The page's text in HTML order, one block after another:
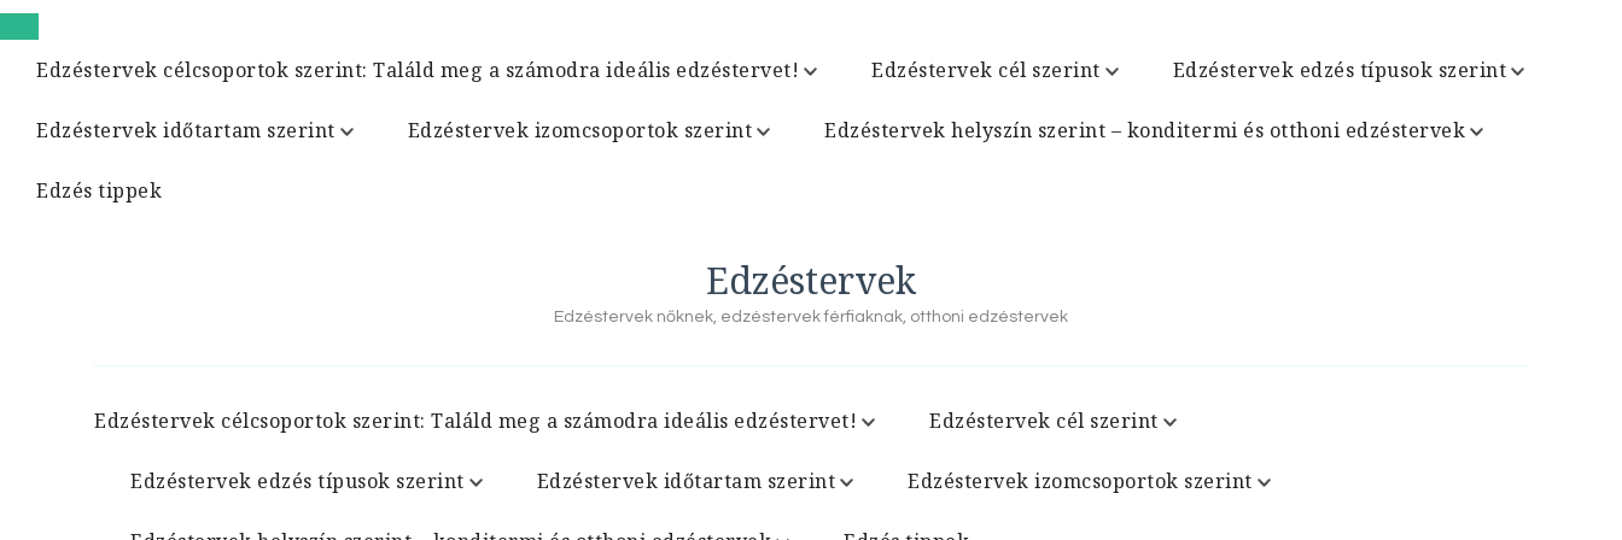
Edzéstervek célcsoportok szerint: Találd meg a számodra ideális edzéstervet! Edzéstervek cél szerint Edzéstervek edzés típusok szerint
Edzéstervek időtartam szerint Edzéstervek izomcsoportok szerint Edzéstervek helyszín szerint – konditermi és otthoni edzéstervek
Edzés tippek
Edzéstervek
Edzéstervek nőknek, edzéstervek férfiaknak, otthoni edzéstervek
Edzéstervek célcsoportok szerint: Találd meg a számodra ideális edzéstervet! Edzéstervek cél szerint
Edzéstervek edzés típusok szerint Edzéstervek időtartam szerint Edzéstervek izomcsoportok szerint